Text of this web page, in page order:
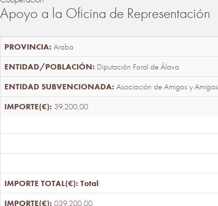
Apoyo a la Oficina de Representación
Araba
Diputación Foral de Álava
Asociación de Amigos y
39.200,00
Total:
039.200,00